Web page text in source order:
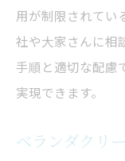
用が制限されてい
社や大家さんに相
手順と適切な配慮
実現できます。
ベランダクリ